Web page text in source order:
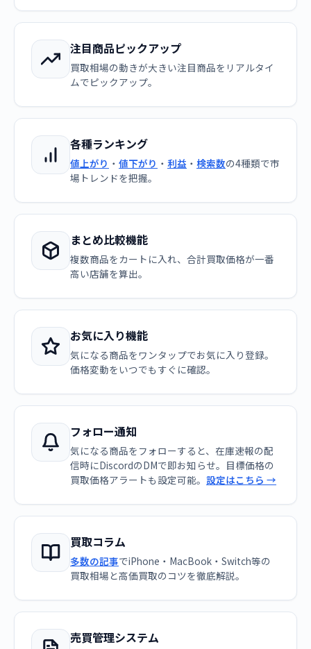
注目商品ピックアップ
買取相場の動きが大きい注目商品をリアルタイ
ムでピックアップ。
各種ランキング
値上がり ・ 値下がり ・ 利益 ・ 検索数の4種類で市
場トレンドを把握。
まとめ比較機能
複数商品をカートに入れ、合計買取価格が一番
高い店舗を算出。
お気に入り機能
気になる商品をワンタップでお気に入り登録。
価格変動をいつでもすぐに確認。
フォロー通知
気になる商品をフォローすると、在庫速報の配
信時にDiscordのDMで即お知らせ。目標価格の
買取価格アラートも設定可能。 設定はこちら →
買取コラム
多数の記事でiPhone・MacBook・Switch等の
買取相場と高価買取のコツを徹底解説。
売買管理システム